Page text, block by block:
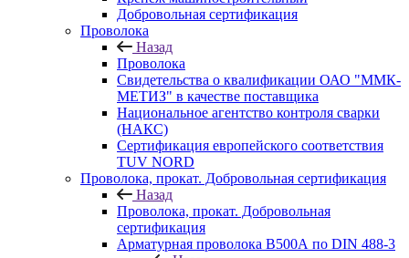
Добровольная сертификация
Проволока
Назад
Проволока
Свидетельства о квалификации ОАО "ММК-
МЕТИЗ" в качестве поставщика
Национальное агентство контроля сварки
(НАКС)
Сертификация европейского соответствия
TUV NORD
Проволока, прокат. Добровольная сертификация
Назад
Проволока, прокат. Добровольная
сертификация
Арматурная проволока В500А по DIN 488-3